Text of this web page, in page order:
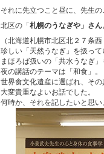
それに先立つこと昼に、先生
北区の「 札幌のうなぎや」さん
（北海道札幌市北区北２７条
珍しい「天然うなぎ」を扱って
まほろば扱いの「共水うなぎ」
夜の講話のテーマは「和食」。
世界食文化遺産に選ばれ、その
大変貴重なよいお話でした。
何時か、それを記したいと思い